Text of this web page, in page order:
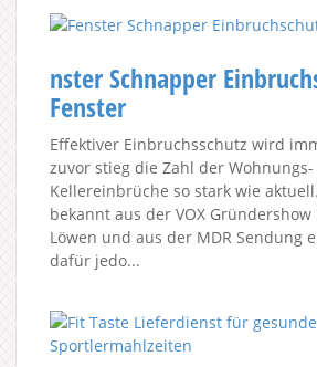
nster Schnapper
Fenster
Effektiver Einbruchsschutz wird
zuvor stieg die Zahl der
Kellereinbrüche so stark wie
bekannt aus der VOX
Löwen und aus der MDR Sendung
dafür jedo...